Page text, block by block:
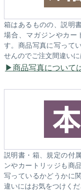
箱はあるものの、説明
場合、マガジンやカー
す。商品写真に写って
せんのでご注文間違いに
商品写真について
説明書・箱、規定の付
ンやカートリッジも商
写っているかどうかに
違いにはお気をつけくだ